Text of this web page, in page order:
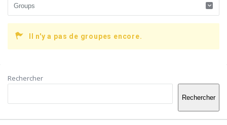
Il n'y a pas de groupes encore.
latérale
Rechercher
Rechercher